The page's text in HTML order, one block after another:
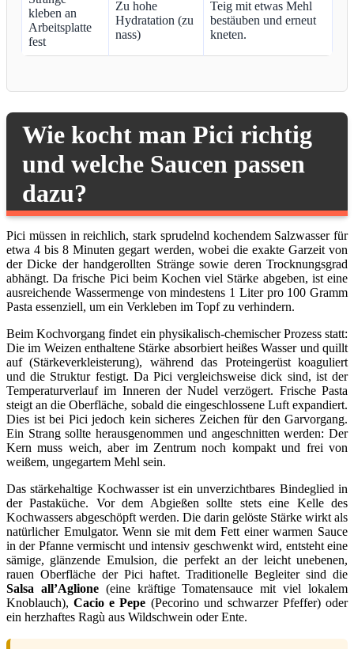
kleben an
Arbeitsplatte
fest
Zu hohe
Hydratation (zu
nass)
Teig mit etwas Mehl
bestäuben und erneut
kneten.
Wie kocht man Pici richtig
und welche Saucen passen
dazu?
Pici müssen in reichlich, stark sprudelnd kochendem Salzwasser für
etwa 4 bis 8 Minuten gegart werden, wobei die exakte Garzeit von
der Dicke der handgerollten Stränge sowie deren Trocknungsgrad
abhängt. Da frische Pici beim Kochen viel Stärke abgeben, ist eine
ausreichende Wassermenge von mindestens 1 Liter pro 100 Gramm
Pasta essenziell, um ein Verkleben im Topf zu verhindern.
Beim Kochvorgang findet ein physikalisch-chemischer Prozess statt:
Die im Weizen enthaltene Stärke absorbiert heißes Wasser und quillt
auf (Stärkeverkleisterung), während das Proteingerüst koaguliert
und die Struktur festigt. Da Pici vergleichsweise dick sind, ist der
Temperaturverlauf im Inneren der Nudel verzögert. Frische Pasta
steigt an die Oberfläche, sobald die eingeschlossene Luft expandiert.
Dies ist bei Pici jedoch kein sicheres Zeichen für den Garvorgang.
Ein Strang sollte herausgenommen und angeschnitten werden: Der
Kern muss weich, aber im Zentrum noch kompakt und frei von
weißem, ungegartem Mehl sein.
Das stärkehaltige Kochwasser ist ein unverzichtbares Bindeglied in
der Pastaküche. Vor dem Abgießen sollte stets eine Kelle des
Kochwassers abgeschöpft werden. Die darin gelöste Stärke wirkt als
natürlicher Emulgator. Wenn sie mit dem Fett einer warmen Sauce
in der Pfanne vermischt und intensiv geschwenkt wird, entsteht eine
sämige, glänzende Emulsion, die perfekt an der leicht unebenen,
rauen Oberfläche der Pici haftet. Traditionelle Begleiter sind die
Salsa all’Aglione(eine kräftige Tomatensauce mit viel lokalem
Knoblauch),Cacio e Pepe (Pecorino und schwarzer Pfeffer) oder
ein herzhaftes Ragù aus Wildschwein oder Ente.